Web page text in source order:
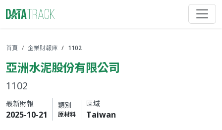
首頁 企業財報庫 1102
亞洲水泥股份有限公司
1102
最新財報
2025-10-21
類別
原材料
區域
Taiwan